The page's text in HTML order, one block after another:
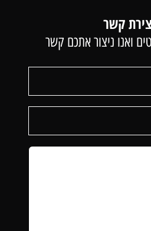
קשר
ואנו ניצור אתכם קשר